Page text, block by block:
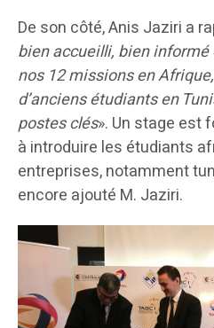
De son côté, Anis Jaziri a
bien accueilli, bien
nos 12 missions en
d’anciens étudiants en
postes clés». Un stage est
à introduire les étudiants
entreprises, notamment
encore ajouté M. Jaziri.